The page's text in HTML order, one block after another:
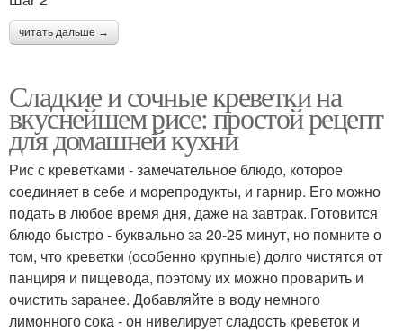
читать дальше →
Сладкие и сочные креветки на
вкуснейшем рисе: простой рецепт
для домашней кухни
Рис с креветками - замечательное блюдо, которое
соединяет в себе и морепродукты, и гарнир. Его можно
подать в любое время дня, даже на завтрак. Готовится
блюдо быстро - буквально за 20-25 минут, но помните о
том, что креветки (особенно крупные) долго чистятся от
панциря и пищевода, поэтому их можно проварить и
очистить заранее. Добавляйте в воду немного
лимонного сока - он нивелирует сладость креветок и